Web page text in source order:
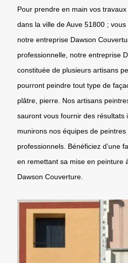
Pour prendre en main vos
dans la ville de Auve 51800 ;
notre entreprise Dawson
professionnelle, notre entreprise
constituée de plusieurs artisans
pourront peindre tout type de
plâtre, pierre. Nos artisans
sauront vous fournir des résultats
munirons nos équipes de
professionnels. Bénéficiez d’une
en remettant sa mise en peinture
Dawson Couverture.